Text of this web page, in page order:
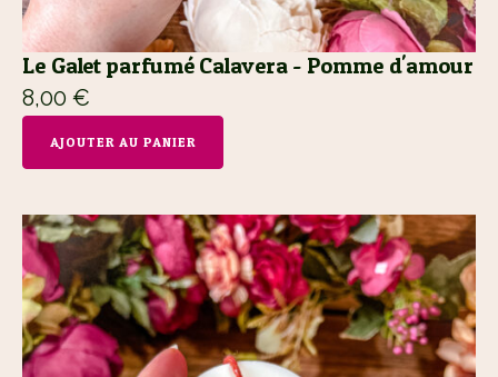
Le Galet parfumé Calavera - Pomme d'amour
8,00 €
AJOUTER AU PANIER